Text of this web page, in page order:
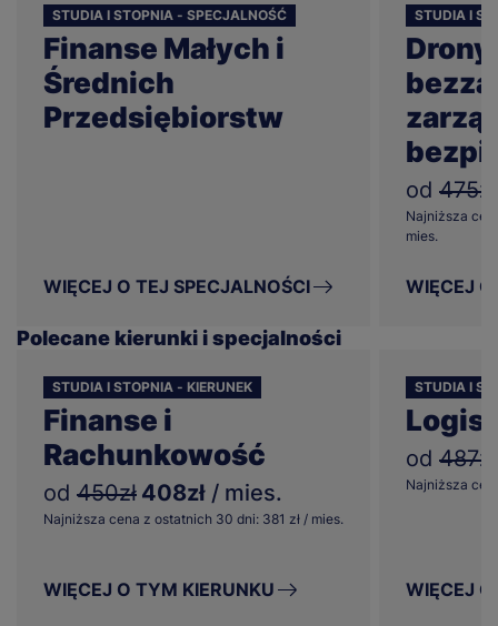
STUDIA I STOPNIA - SPECJALNOŚĆ
Finanse Małych i
Średnich
Przedsiębiorstw
WIĘCEJ O TEJ SPECJALNOŚCI
STUDIA I
od 475zł
Najniższa
mies.
WIĘCEJ
Polecane kierunki i specjalności
STUDIA I STOPNIA - KIERUNEK
Finanse i
Rachunkowość
od 450zł 408zł / mies.
Najniższa cena z ostatnich 30 dni: 381 zł / mies.
WIĘCEJ O TYM KIERUNKU
STUDIA I
od 487zł
Najniższa
WIĘCEJ